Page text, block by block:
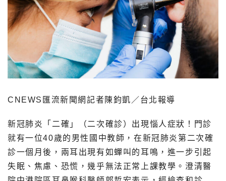
CNEWS匯流新聞網記者陳鈞凱／台北報導
新冠肺炎「二確」（二次確診）出現惱人症狀！門診
就有一位40歲的男性國中教師，在新冠肺炎第二次確
診一個月後，兩耳出現有如蟬叫的耳鳴，進一步引起
失眠、焦慮、恐慌，幾乎無法正常上課教學。澄清醫